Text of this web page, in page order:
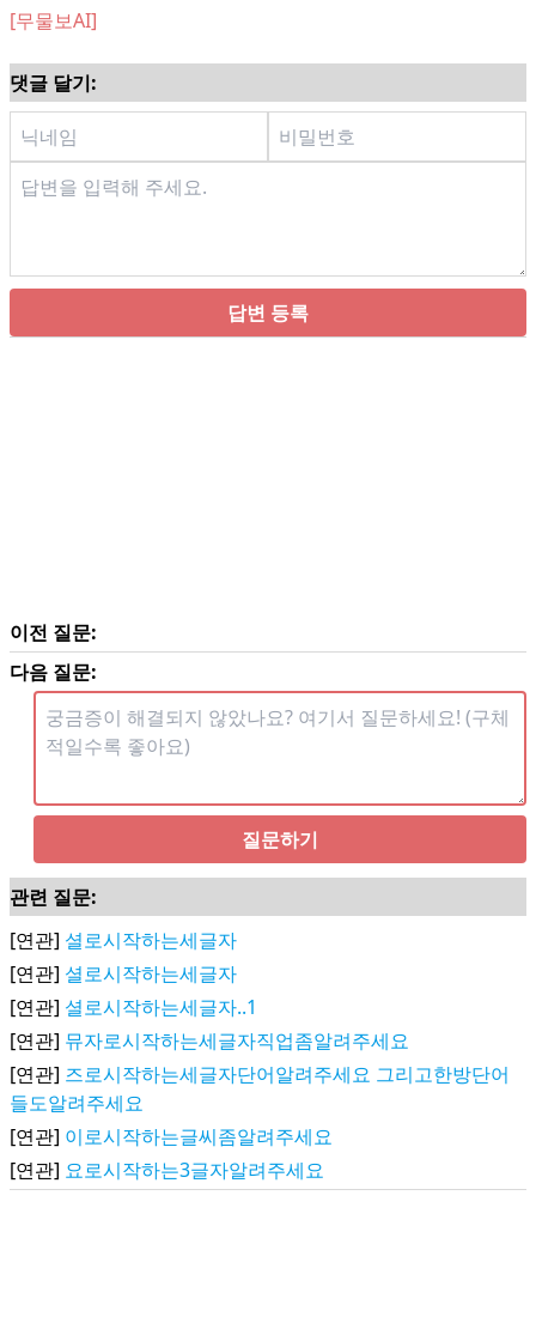
[무물보AI]
댓글 달기:
답변 등록
이전 질문:
다음 질문:
질문하기
관련 질문:
[연관] 셜로시작하는세글자
[연관] 셜로시작하는세글자
[연관] 셜로시작하는세글자..1
[연관] 뮤자로시작하는세글자직업좀알려주세요
[연관] 즈로시작하는세글자단어알려주세요 그리고한방단어
들도알려주세요
[연관] 이로시작하는글씨좀알려주세요
[연관] 요로시작하는3글자알려주세요